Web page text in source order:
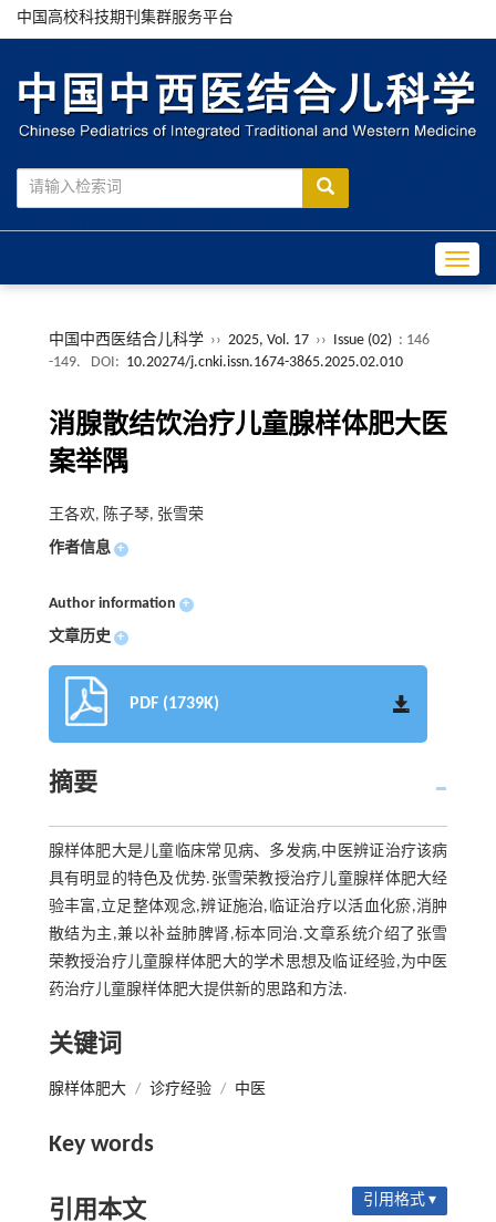
中国高校科技期刊集群服务平台
中国中西医结合儿科学 ›› 2025, Vol. 17 ›› Issue (02) : 146
-149.
DOI: 10.20274/j.cnki.issn.1674-3865.2025.02.010
消腺散结饮治疗儿童腺样体肥大医
案举隅
王各欢, 陈子琴, 张雪荣
作者信息 +
Author information +
文章历史 +
PDF (1739K)
摘要
腺样体肥大是儿童临床常见病、多发病,中医辨证治疗该病
具有明显的特色及优势.张雪荣教授治疗儿童腺样体肥大经
验丰富,立足整体观念,辨证施治,临证治疗以活血化瘀,消肿
散结为主,兼以补益肺脾肾,标本同治.文章系统介绍了张雪
荣教授治疗儿童腺样体肥大的学术思想及临证经验,为中医
药治疗儿童腺样体肥大提供新的思路和方法.
关键词
腺样体肥大 / 诊疗经验 / 中医
Key words
引用本文 引用格式 ▾